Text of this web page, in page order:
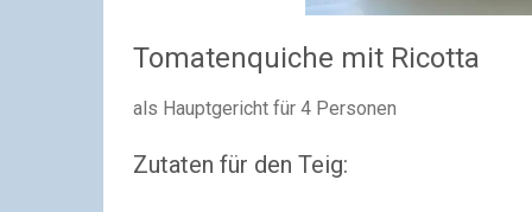
Tomatenquiche mit Ricotta
als Hauptgericht für 4 Personen
Zutaten für den Teig: